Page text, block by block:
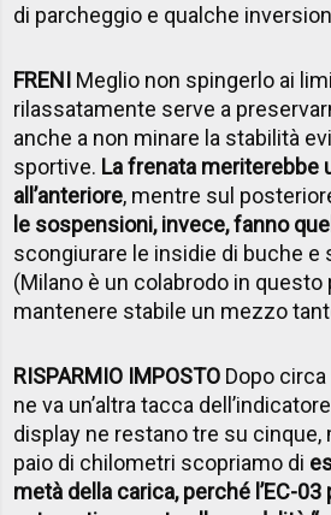
di parcheggio e qualche
FRENI Meglio non spingerlo ai
rilassatamente serve a
anche a non minare la stabilità
sportive. La frenata meriterebbe
all’anteriore, mentre sul
le sospensioni, invece, fanno
scongiurare le insidie di buche e
(Milano è un colabrodo in questo
mantenere stabile un mezzo
RISPARMIO IMPOSTO Dopo
ne va un’altra tacca
display ne restano tre su cinque,
paio di chilometri scopriamo di
metà della carica, perché l’EC-03